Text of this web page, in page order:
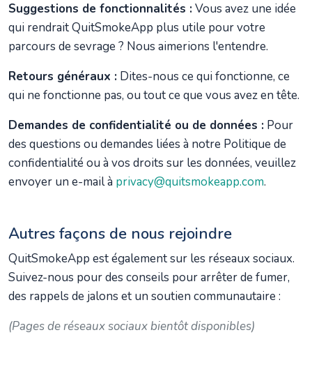
Suggestions de fonctionnalités :Vous avez une idée
qui rendrait QuitSmokeApp plus utile pour votre
parcours de sevrage ? Nous aimerions l'entendre.
Retours généraux : Dites-nous ce qui fonctionne, ce
qui ne fonctionne pas, ou tout ce que vous avez en tête.
Demandes de confidentialité ou de données : Pour
des questions ou demandes liées à notre Politique de
confidentialité ou à vos droits sur les données, veuillez
envoyer un e-mail à privacy@quitsmokeapp.com.
Autres façons de nous rejoindre
QuitSmokeApp est également sur les réseaux sociaux.
Suivez-nous pour des conseils pour arrêter de fumer,
des rappels de jalons et un soutien communautaire :
(Pages de réseaux sociaux bientôt disponibles)